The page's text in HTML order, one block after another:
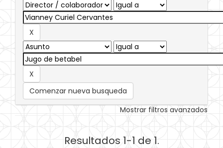
Comenzar nueva busqueda
Mostrar filtros avanzados
Resultados 1-1 de 1.